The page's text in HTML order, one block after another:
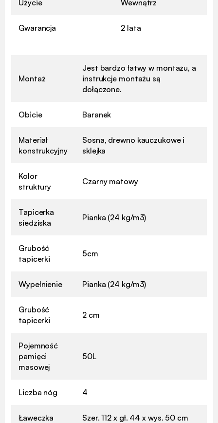
Użycie Wewnątrz
Gwarancja 2 lata
Montaż
Jest bardzo łatwy w montażu, a
instrukcje montażu są
dołączone.
Obicie Baranek
Materiał
konstrukcyjny
Sosna, drewno kauczukowe i
sklejka
Kolor
struktury
Czarny matowy
Tapicerka
siedziska
Pianka (24 kg/m3)
Grubość
tapicerki
5cm
Wypełnienie Pianka (24 kg/m3)
Grubość
tapicerki
2 cm
Pojemność
pamięci
masowej
50L
Liczba nóg 4
Ławeczka Szer. 112 x gł. 44 x wys. 50 cm